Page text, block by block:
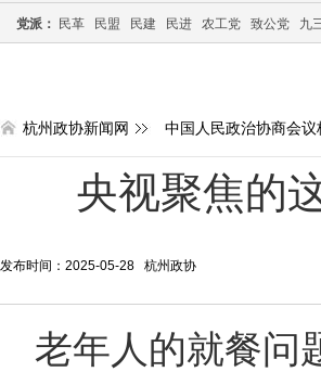
党派： 民革 民盟 民建 民进 农工党 致公党 九
杭州政协新闻网 中国人民政治协商会
央视聚焦的
发布时间：2025-05-28 杭州政协
老年人的就餐问